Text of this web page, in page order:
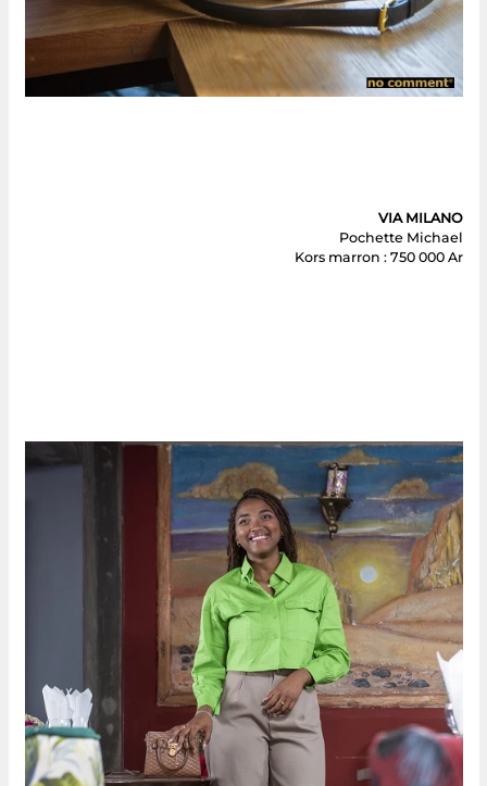
VIA MILANO
Pochette Michael
Kors marron : 750 000 Ar